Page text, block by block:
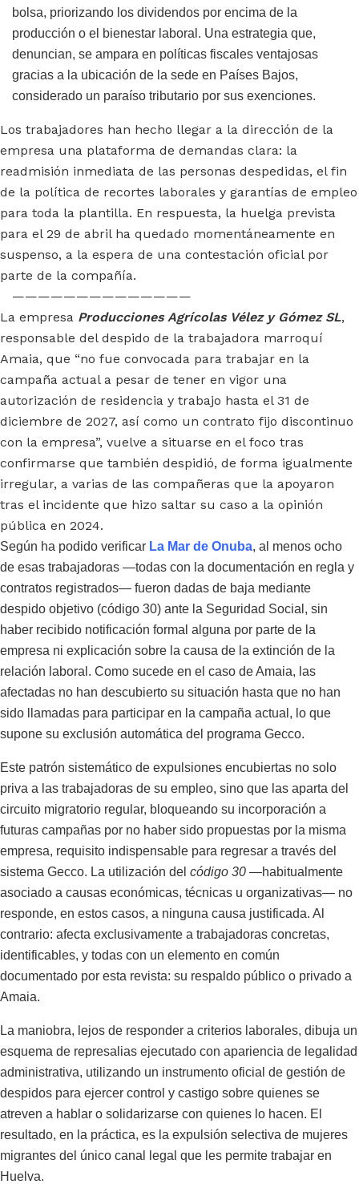
bolsa, priorizando los dividendos por encima de la
producción o el bienestar laboral. Una estrategia que,
denuncian, se ampara en políticas fiscales ventajosas
gracias a la ubicación de la sede en Países Bajos,
considerado un paraíso tributario por sus exenciones.
Los trabajadores han hecho llegar a la dirección de la
empresa una plataforma de demandas clara: la
readmisión inmediata de las personas despedidas, el fin
de la política de recortes laborales y garantías de empleo
para toda la plantilla. En respuesta, la huelga prevista
para el 29 de abril ha quedado momentáneamente en
suspenso, a la espera de una contestación oficial por
parte de la compañía.
——————————————
La empresa Producciones Agrícolas Vélez y Gómez SL,
responsable del despido de la trabajadora marroquí
Amaia, que “no fue convocada para trabajar en la
campaña actual a pesar de tener en vigor una
autorización de residencia y trabajo hasta el 31 de
diciembre de 2027, así como un contrato fijo discontinuo
con la empresa”, vuelve a situarse en el foco tras
confirmarse que también despidió, de forma igualmente
irregular, a varias de las compañeras que la apoyaron
tras el incidente que hizo saltar su caso a la opinión
pública en 2024.
Según ha podido verificar La Mar de Onuba, al menos ocho
de esas trabajadoras —todas con la documentación en regla y
contratos registrados— fueron dadas de baja mediante
despido objetivo (código 30) ante la Seguridad Social, sin
haber recibido notificación formal alguna por parte de la
empresa ni explicación sobre la causa de la extinción de la
relación laboral. Como sucede en el caso de Amaia, las
afectadas no han descubierto su situación hasta que no han
sido llamadas para participar en la campaña actual, lo que
supone su exclusión automática del programa Gecco.
Este patrón sistemático de expulsiones encubiertas no solo
priva a las trabajadoras de su empleo, sino que las aparta del
circuito migratorio regular, bloqueando su incorporación a
futuras campañas por no haber sido propuestas por la misma
empresa, requisito indispensable para regresar a través del
sistema Gecco. La utilización del código 30 —habitualmente
asociado a causas económicas, técnicas u organizativas— no
responde, en estos casos, a ninguna causa justificada. Al
contrario: afecta exclusivamente a trabajadoras concretas,
identificables, y todas con un elemento en común
documentado por esta revista: su respaldo público o privado a
Amaia.
La maniobra, lejos de responder a criterios laborales, dibuja un
esquema de represalias ejecutado con apariencia de legalidad
administrativa, utilizando un instrumento oficial de gestión de
despidos para ejercer control y castigo sobre quienes se
atreven a hablar o solidarizarse con quienes lo hacen. El
resultado, en la práctica, es la expulsión selectiva de mujeres
migrantes del único canal legal que les permite trabajar en
Huelva.